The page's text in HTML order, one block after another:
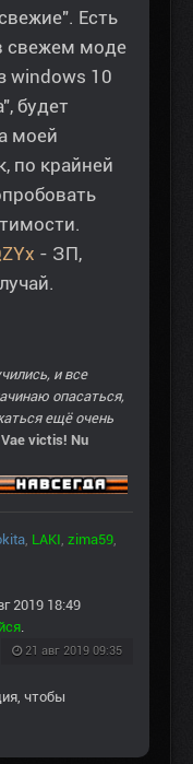
Есть
свежем моде
windows 10
будет
моей
по крайней
- ЗП,
и все
опасаться,
ещё очень
Vae victis! Nu
LAKI zima59
2019 18:49
21 авг 2019 09:35
, чтобы